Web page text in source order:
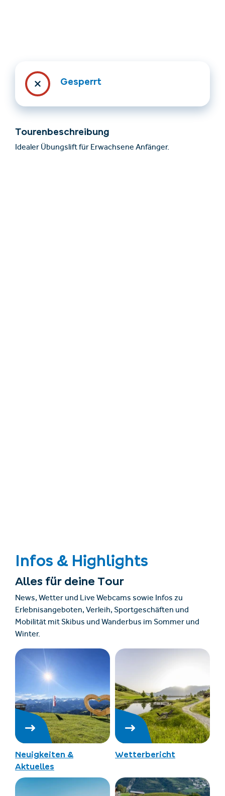
Gesperrt
Tourenbeschreibung
Idealer Übungslift für Erwachsene Anfänger.
Infos & Highlights
Alles für deine Tour
News, Wetter und Live Webcams sowie Infos zu
Erlebnisangeboten, Verleih, Sportgeschäften und
Mobilität mit Skibus und Wanderbus im Sommer und
Winter.
Neuigkeiten &
Aktuelles
Wetterbericht